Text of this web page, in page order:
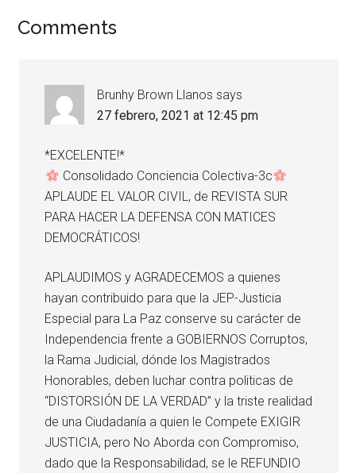
Comments
Brunhy Brown Llanos says
27 febrero, 2021 at 12:45 pm
*EXCELENTE!*
Consolidado Conciencia Colectiva-3c
APLAUDE EL VALOR CIVIL, de REVISTA SUR
PARA HACER LA DEFENSA CON MATICES
DEMOCRÁTICOS!
APLAUDIMOS y AGRADECEMOS a quienes
hayan contribuido para que la JEP-Justicia
Especial para La Paz conserve su carácter de
Independencia frente a GOBIERNOS Corruptos,
la Rama Judicial, dónde los Magistrados
Honorables, deben luchar contra politicas de
“DISTORSIÓN DE LA VERDAD” y la triste realidad
de una Ciudadanía a quien le Compete EXIGIR
JUSTICIA, pero No Aborda con Compromiso,
dado que la Responsabilidad, se le REFUNDIO